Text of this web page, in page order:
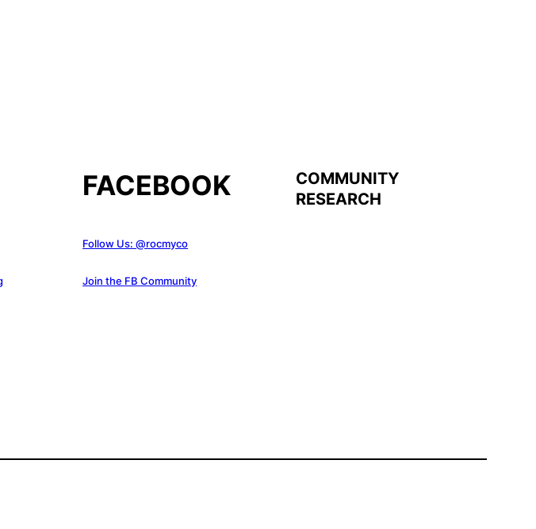
FACEBOOK
Follow Us: @rocmyco
Join the FB Community
COMMUNITY
RESEARCH